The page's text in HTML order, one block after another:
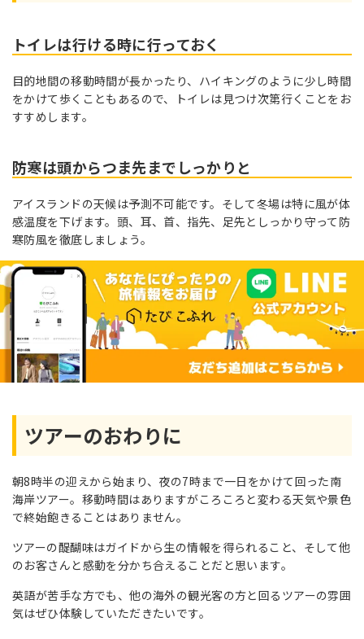
トイレは行ける時に行っておく
目的地間の移動時間が長かったり、ハイキングのように少し時間
をかけて歩くこともあるので、トイレは見つけ次第行くことをお
すすめします。
防寒は頭からつま先までしっかりと
アイスランドの天候は予測不可能です。そして冬場は特に風が体
感温度を下げます。頭、耳、首、指先、足先としっかり守って防
寒防風を徹底しましょう。
ツアーのおわりに
朝8時半の迎えから始まり、夜の7時まで一日をかけて回った南
海岸ツアー。移動時間はありますがころころと変わる天気や景色
で終始飽きることはありません。
ツアーの醍醐味はガイドから生の情報を得られること、そして他
のお客さんと感動を分かち合えることだと思います。
英語が苦手な方でも、他の海外の観光客の方と回るツアーの雰囲
気はぜひ体験していただきたいです。